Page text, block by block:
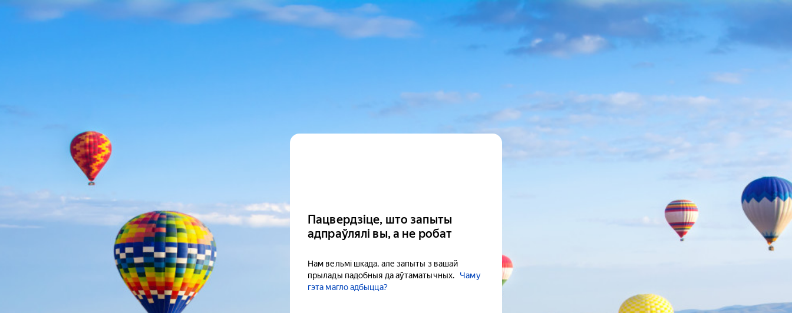
Пацвердзіце, што запыты
адпраўлялі вы, а не робат
Нам вельмі шкада, але запыты з вашай
прылады падобныя да аўтаматычных.
Чаму
гэта магло адбыцца?